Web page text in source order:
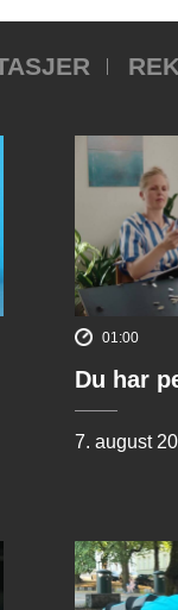
01:00
Du har
7. august